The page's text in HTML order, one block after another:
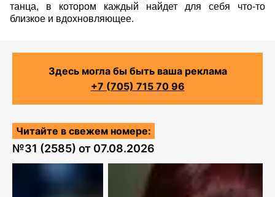
танца, в котором каждый найдет для себя что-то
близкое и вдохновляющее.
Здесь могла бы быть ваша реклама
+7 (705) 715 70 96
Читайте в свежем номере:
№31 (2585) от 07.08.2026